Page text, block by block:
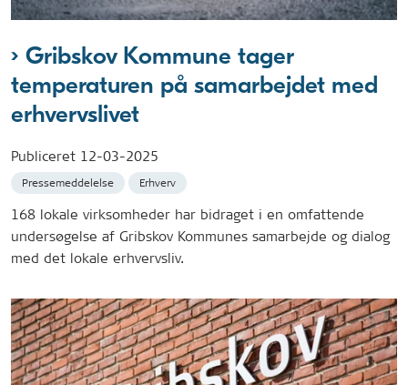
Gribskov Kommune tager
temperaturen på samarbejdet med
erhvervslivet
Publiceret 12-03-2025
Pressemeddelelse Erhverv
168 lokale virksomheder har bidraget i en omfattende
undersøgelse af Gribskov Kommunes samarbejde og dialog
med det lokale erhvervsliv.